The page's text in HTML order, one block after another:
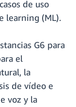
de uso
learning (ML).
G6 para
el
la
de vídeo e
voz y la